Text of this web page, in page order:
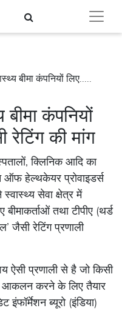
बीमा कंपनियों लिए.....
कंपनियों
रेटिंग की मांग
क्लिनिक आदि का
ऑफ हेल्थकेयर प्रोवाइडर्स
सेवा क्षेत्र में
बीमाकर्ताओं तथा टीपीए (थर्ड
जैसी रेटिंग प्रणाली
प्रणाली से है जो किसी
आकलन करने के लिए तैयार
ब्यूरो (इंडिया)